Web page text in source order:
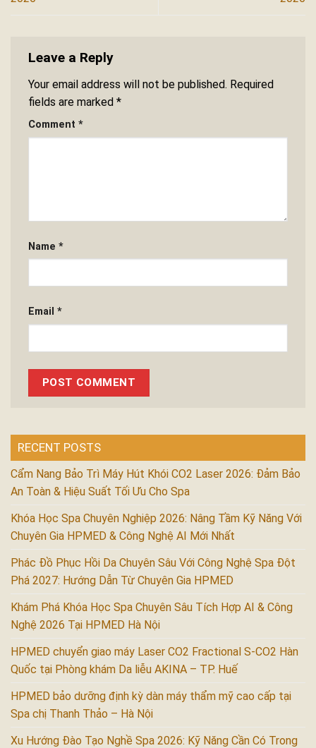
Leave a Reply
Your email address will not be published. Required
fields are marked *
Comment *
Name *
Email *
RECENT POSTS
Cẩm Nang Bảo Trì Máy Hút Khói CO2 Laser 2026: Đảm Bảo
An Toàn & Hiệu Suất Tối Ưu Cho Spa
Khóa Học Spa Chuyên Nghiệp 2026: Nâng Tầm Kỹ Năng Với
Chuyên Gia HPMED & Công Nghệ AI Mới Nhất
Phác Đồ Phục Hồi Da Chuyên Sâu Với Công Nghệ Spa Đột
Phá 2027: Hướng Dẫn Từ Chuyên Gia HPMED
Khám Phá Khóa Học Spa Chuyên Sâu Tích Hợp AI & Công
Nghệ 2026 Tại HPMED Hà Nội
HPMED chuyển giao máy Laser CO2 Fractional S-CO2 Hàn
Quốc tại Phòng khám Da liễu AKINA – TP. Huế
HPMED bảo dưỡng định kỳ dàn máy thẩm mỹ cao cấp tại
Spa chị Thanh Thảo – Hà Nội
Xu Hướng Đào Tạo Nghề Spa 2026: Kỹ Năng Cần Có Trong